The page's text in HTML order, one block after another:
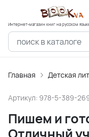
Интернет-магазин книг на русском
Главная Детская
Артикул: 978-5-389-
Пишем и